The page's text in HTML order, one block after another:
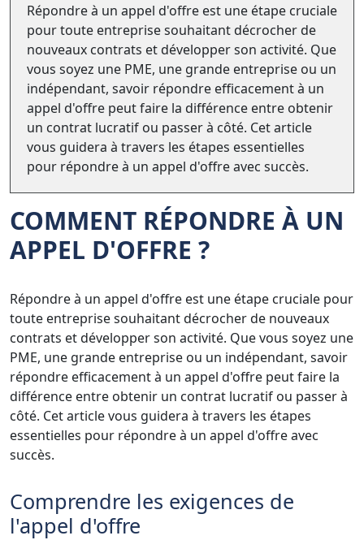
Répondre à un appel d'offre est une étape cruciale
pour toute entreprise souhaitant décrocher de
nouveaux contrats et développer son activité. Que
vous soyez une PME, une grande entreprise ou un
indépendant, savoir répondre efficacement à un
appel d'offre peut faire la différence entre obtenir
un contrat lucratif ou passer à côté. Cet article
vous guidera à travers les étapes essentielles
pour répondre à un appel d'offre avec succès.
COMMENT RÉPONDRE À UN
APPEL D'OFFRE ?
Répondre à un appel d'offre est une étape cruciale pour
toute entreprise souhaitant décrocher de nouveaux
contrats et développer son activité. Que vous soyez une
PME, une grande entreprise ou un indépendant, savoir
répondre efficacement à un appel d'offre peut faire la
différence entre obtenir un contrat lucratif ou passer à
côté. Cet article vous guidera à travers les étapes
essentielles pour répondre à un appel d'offre avec
succès.
Comprendre les exigences de
l'appel d'offre